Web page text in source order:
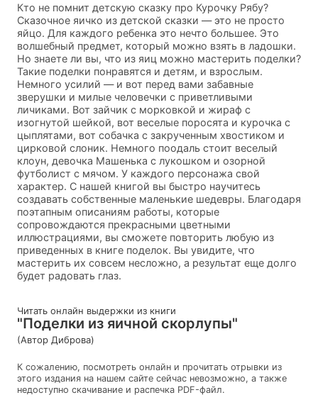
Кто не помнит детскую сказку про Курочку Рябу?
Сказочное яичко из детской сказки — это не просто
яйцо. Для каждого ребенка это нечто большее. Это
волшебный предмет, который можно взять в ладошки.
Но знаете ли вы, что из яиц можно мастерить поделки?
Такие поделки понравятся и детям, и взрослым.
Немного усилий — и вот перед вами забавные
зверушки и милые человечки с приветливыми
личиками. Вот зайчик с морковкой и жираф с
изогнутой шейкой, вот веселые поросята и курочка с
цыплятами, вот собачка с закрученным хвостиком и
цирковой слоник. Немного поодаль стоит веселый
клоун, девочка Машенька с лукошком и озорной
футболист с мячом. У каждого персонажа свой
характер. С нашей книгой вы быстро научитесь
создавать собственные маленькие шедевры. Благодаря
поэтапным описаниям работы, которые
сопровождаются прекрасными цветными
иллюстрациями, вы сможете повторить любую из
приведенных в книге поделок. Вы увидите, что
мастерить их совсем несложно, а результат еще долго
будет радовать глаз.
Читать онлайн выдержки из книги
"Поделки из яичной скорлупы"
(Автор Диброва)
К сожалению, посмотреть онлайн и прочитать отрывки из
этого издания на нашем сайте сейчас невозможно, а также
недоступно скачивание и распечка PDF-файл.